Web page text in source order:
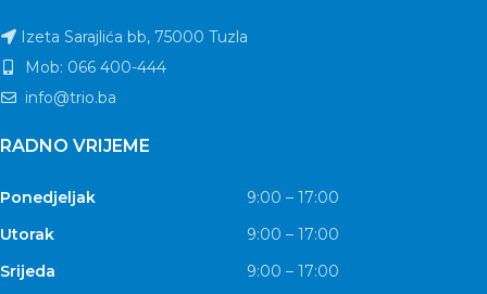
Izeta Sarajlića bb, 75000 Tuzla
Mob: 066 400-444
info@trio.ba
RADNO VRIJEME
Ponedjeljak
9:00 – 17:00
Utorak
9:00 – 17:00
Srijeda
9:00 – 17:00